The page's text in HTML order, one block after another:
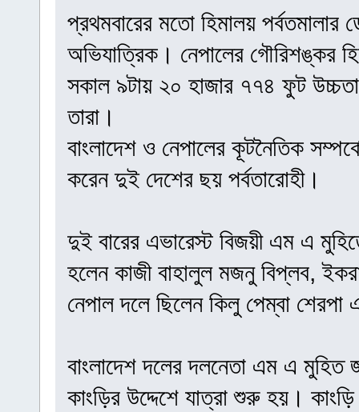
প্রথমবারের মতো হিমালয় পর্বতমালার
অভিযাত্রিক। নেপালের গৌরিশঙ্কর
সকাল ৯টায় ২০ হাজার ৭৭৪ ফুট
তারা।
বাংলাদেশ ও নেপালের কূটনৈতিক
করেন দুই দেশের ছয় পর্বতারোহী।
দুই বারের এভারেস্ট বিজয়ী এম এ
হলেন কাজী বাহালুল মজনু বিপ্লব,
নেপাল দলে ছিলেন কিলু পেম্বা শেরপা
বাংলাদেশ দলের দলনেতা এম এ মুহিত
কাংড়ির উদ্দেশে যাত্রা শুরু হয়।